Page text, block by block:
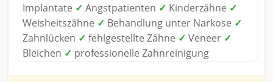
Implantate ✓ Angstpatienten ✓ Kinderzähne ✓
Weisheitszähne ✓ Behandlung unter Narkose ✓
Zahnlücken ✓ fehlgestellte Zähne ✓ Veneer ✓
Bleichen ✓ professionelle Zahnreinigung